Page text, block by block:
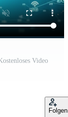
Video
Folgen